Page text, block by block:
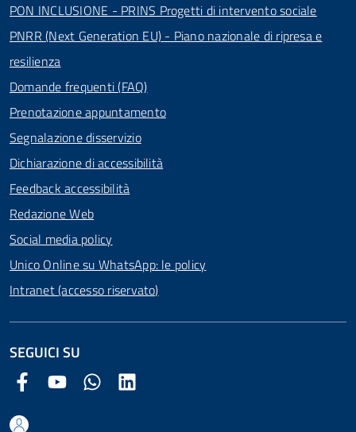
PON INCLUSIONE - PRINS Progetti di intervento sociale
PNRR (Next Generation EU) - Piano nazionale di ripresa e
resilienza
Domande frequenti (FAQ)
Prenotazione appuntamento
Segnalazione disservizio
Dichiarazione di accessibilità
Feedback accessibilità
Redazione Web
Social media policy
Unico Online su WhatsApp: le policy
Intranet (accesso riservato)
SEGUICI SU
Facebook Comune di Arezzo
Youtube Comune di Arezzo
Twitter Comune di Arezzo